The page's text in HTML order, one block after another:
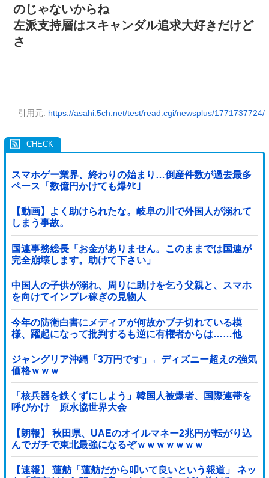
のじゃないからね
左派支持層はスキャンダル追求大好きだけど
さ
引用元: https://asahi.5ch.net/test/read.cgi/newsplus/1771737724/
スマホゲー業界、終わりの始まり…倒産件数が過去最多
ペース「数億円かけても爆ﾀﾋ」
【動画】よく助けられたな。岐阜の川で外国人が溺れて
しまう事故。
国連事務総長「お金がありません。このままでは国連が
完全崩壊します。助けて下さい」
中国人の子供が溺れ、周りに助けを乞う父親と、スマホ
を向けてインプレ稼ぎの見物人
今年の防衛白書にメディアが何故かブチ切れている模
様、躍起になって批判するも逆に有権者からは……他
ジャングリア沖縄「3万円です」←ディズニー超えの強気
価格ｗｗｗ
「核兵器を鉄くずにしよう」韓国人被爆者、国際連帯を
呼びかけ 原水協世界大会
【朗報】 秋田県、UAEのオイルマネー2兆円が転がり込
んでガチで東北最強になるぞｗｗｗｗｗｗｗ
【速報】 蓮舫「蓮舫だから叩いて良いという報道」 ネッ